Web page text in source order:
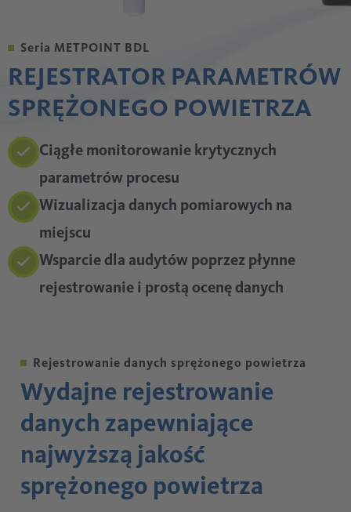
Seria METPOINT BDL
REJESTRATOR PARAMETRÓW
SPRĘŻONEGO POWIETRZA
Ciągłe monitorowanie krytycznych
parametrów procesu
Wizualizacja danych pomiarowych na
miejscu
Wsparcie dla audytów poprzez płynne
rejestrowanie i prostą ocenę danych
Rejestrowanie danych sprężonego powietrza
Wydajne rejestrowanie
danych zapewniające
najwyższą jakość
sprężonego powietrza